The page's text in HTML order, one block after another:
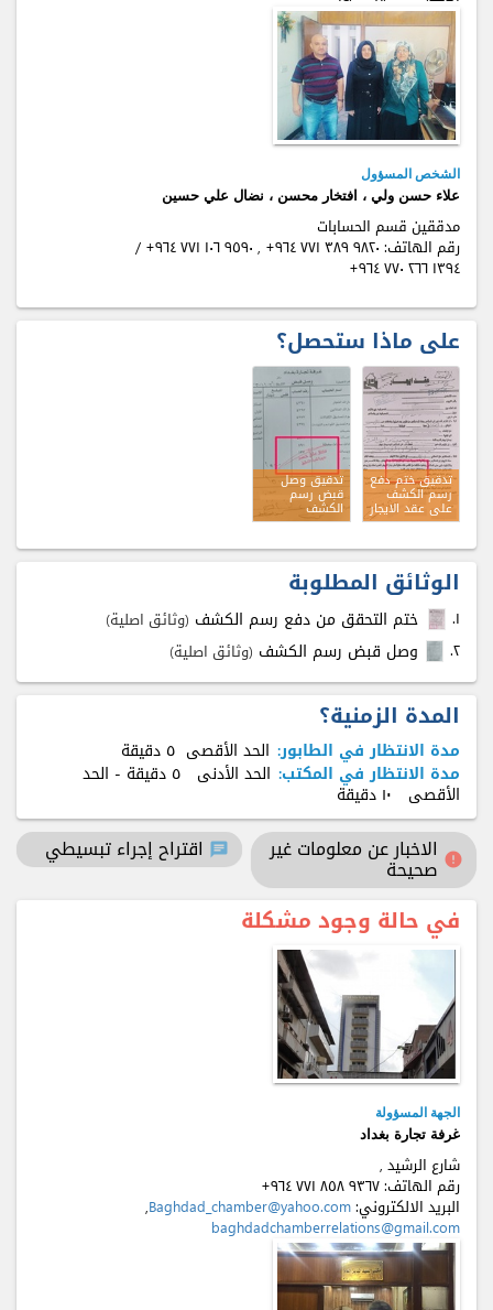
الشخص المسؤول
علاء حسن ولي ، افتخار محسن ، نضال علي حسين
مدققين قسم الحسابات
رقم الهاتف: +٩٦٤ ٧٧۱ ۱٠٦ ٩٥٩٠ , +٩٦٤ ٧٧۱ ٣٨٩ ٩٨٢٠ /
+٩٦٤ ٧٧٠ ٢٦٦ ۱٣٩٤
على ماذا ستحصل؟
تدقيق ختم دفع
رسم الكشف
على عقد الايجار
تدقيق وصل
قبض رسم
الكشف
الوثائق المطلوبة
۱. ختم التحقق من دفع رسم الكشف (وثائق اصلية)
٢. وصل قبض رسم الكشف (وثائق اصلية)
المدة الزمنية؟
مدة الانتظار في الطابور: الحد الأقصى ٥ دقيقة
مدة الانتظار في المكتب: الحد الأدنى ٥ دقيقة - الحد
الأقصى ۱٠ دقيقة
error الاخبار عن معلومات غير
صحيحة
chat اقتراح إجراء تبسيطي
في حالة وجود مشكلة
الجهة المسؤولة
غرفة تجارة بغداد
شارع الرشيد ,
رقم الهاتف:+٩٦٤ ٧٧۱ ٨٥٨ ٩٣٦٧
البريد الالكتروني:Baghdad_chamber@yahoo.com
,
baghdadchamberrelations@gmail.com